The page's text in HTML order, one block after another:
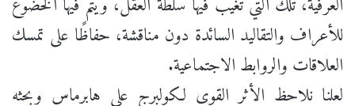
للأعراف والتقاليد السائدة دون مناقشة، حفاظًا على تمسك
العلاقات والروابط الاجتماعية.
لعلنا نلاحظ الأثر القوى لكولبرج على هابرماس وبحثه